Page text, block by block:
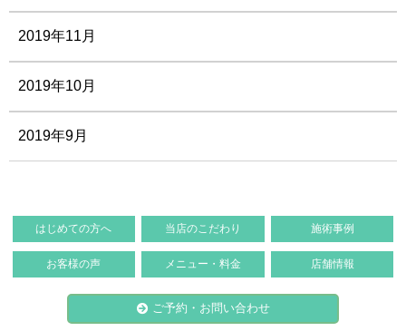
2019年11月
2019年10月
2019年9月
はじめての方へ 当店のこだわり 施術事例
お客様の声 メニュー・料金 店舗情報
ご予約・お問い合わせ